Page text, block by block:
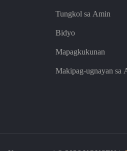
Tungkol sa Amin
Bidyo
Mapagkukunan
Makipag-ugnayan sa